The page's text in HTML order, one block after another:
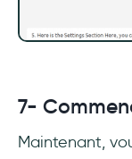
7-
Maintenant,